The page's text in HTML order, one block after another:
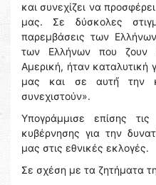
και συνεχίζει να
μας. Σε δύσκολες
παρεμβάσεις των
των Ελλήνων που ζουν
Αμερική, ήταν καταλυτική
μας και σε αυτή́ την
συνεχιστούν».
Υπογράμμισε επίσης
κυβέρνησης για την
μας στις εθνικές εκλογές.
Σε σχέση με τα ζητήματα